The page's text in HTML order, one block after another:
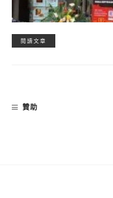
閱讀文章
贊助